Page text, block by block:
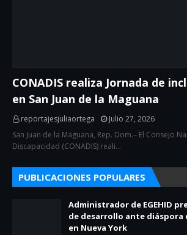
CONADIS realiza Jornada de
en San Juan de la Maguana
reportajesjuliaortega
Julio 27, 2026
San Juan de la Maguana, Rep. Dom.– El Consejo
Discapacidad (CONADIS) reali…
PUBLICACIONES POPULARES
Administrador de EGEHID
de desarrollo ante diáspora
en Nueva York